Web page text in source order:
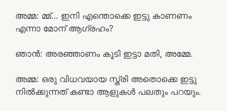
അമ്മ: മ്മ്… ഇനി എന്തൊക്കെ ഇട്ടു കാണണം
എന്നാ മോന് ആഗ്രഹം?
ഞാൻ: അരഞ്ഞാണം കൂടി ഇട്ടാ മതി, അമ്മേ.
അമ്മ: ഒരു വിധവയായ സ്ത്രി അതൊക്കെ ഇട്ടു
നിൽക്കുന്നത് കണ്ടാ ആളുകൾ പലതും പറയും.